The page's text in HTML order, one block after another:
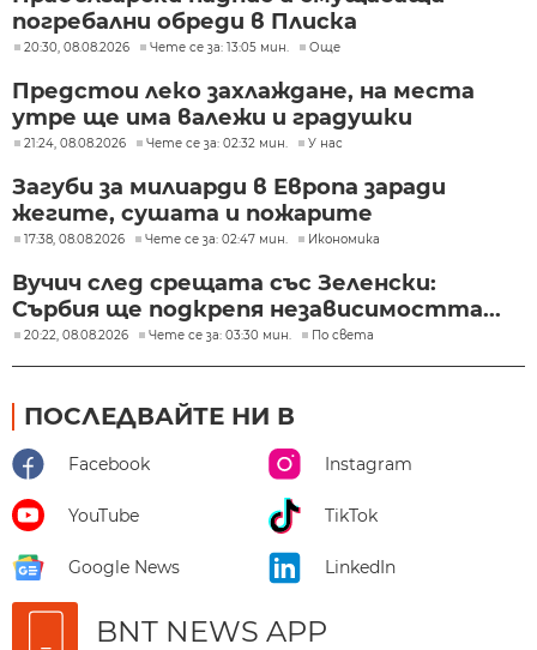
погребални обреди в Плиска
20:30, 08.08.2026 Чете се за: 13:05 мин. Още
Предстои леко захлаждане, на места
утре ще има валежи и градушки
21:24, 08.08.2026 Чете се за: 02:32 мин. У нас
Загуби за милиарди в Европа заради
жегите, сушата и пожарите
17:38, 08.08.2026 Чете се за: 02:47 мин. Икономика
Вучич след срещата със Зеленски:
Сърбия ще подкрепя независимостта...
20:22, 08.08.2026 Чете се за: 03:30 мин. По света
ПОСЛЕДВАЙТЕ НИ В
Facebook Instagram
YouTube TikTok
Google News LinkedIn
BNT NEWS APP